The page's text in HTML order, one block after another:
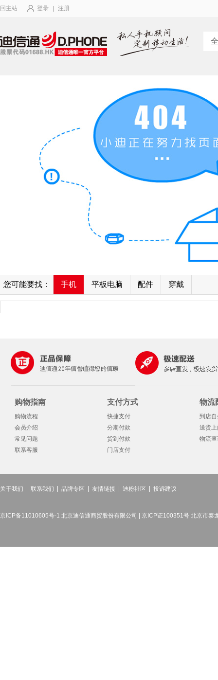
回主站 登录 注册
您可能要找： 手机 平板电脑 配件 穿戴
购物指南
购物流程
会员介绍
常见问题
联系客服
支付方式
快捷支付
分期付款
货到付款
门店支付
物流
到店
送货
物流
关于我们 联系我们 品牌专区 友情链接 迪粉社区 投诉建议
京ICP备11010605号-1 北京迪信通商贸股份有限公司 | 京ICP证100351号 北京市泰